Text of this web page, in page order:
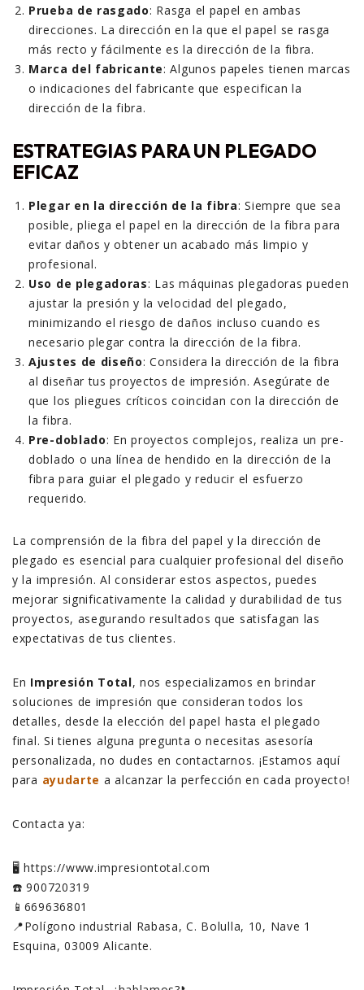
Prueba de rasgado: Rasga el papel en ambas
direcciones. La dirección en la que el papel se rasga
más recto y fácilmente es la dirección de la fibra.
Marca del fabricante: Algunos papeles tienen marcas
o indicaciones del fabricante que especifican la
dirección de la fibra.
ESTRATEGIAS PARA UN PLEGADO
EFICAZ
Plegar en la dirección de la fibra: Siempre que sea
posible, pliega el papel en la dirección de la fibra para
evitar daños y obtener un acabado más limpio y
profesional.
Uso de plegadoras: Las máquinas plegadoras pueden
ajustar la presión y la velocidad del plegado,
minimizando el riesgo de daños incluso cuando es
necesario plegar contra la dirección de la fibra.
Ajustes de diseño: Considera la dirección de la fibra
al diseñar tus proyectos de impresión. Asegúrate de
que los pliegues críticos coincidan con la dirección de
la fibra.
Pre-doblado: En proyectos complejos, realiza un pre-
doblado o una línea de hendido en la dirección de la
fibra para guiar el plegado y reducir el esfuerzo
requerido.
La comprensión de la fibra del papel y la dirección de
plegado es esencial para cualquier profesional del diseño
y la impresión. Al considerar estos aspectos, puedes
mejorar significativamente la calidad y durabilidad de tus
proyectos, asegurando resultados que satisfagan las
expectativas de tus clientes.
En Impresión Total, nos especializamos en brindar
soluciones de impresión que consideran todos los
detalles, desde la elección del papel hasta el plegado
final. Si tienes alguna pregunta o necesitas asesoría
personalizada, no dudes en contactarnos. ¡Estamos aquí
para ayudarte a alcanzar la perfección en cada proyecto!
Contacta ya:
🖥️ https://www.impresiontotal.com
☎️ 900720319
📱669636801
📍Polígono industrial Rabasa, C. Bolulla, 10, Nave 1
Esquina, 03009 Alicante.